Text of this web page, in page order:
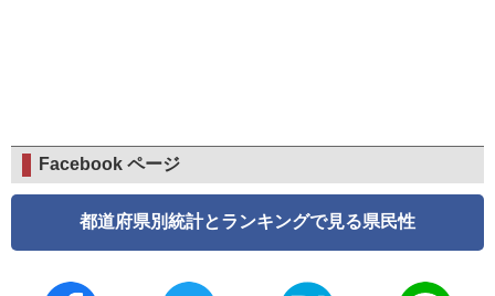
Facebook ページ
都道府県別統計とランキングで見る県民性